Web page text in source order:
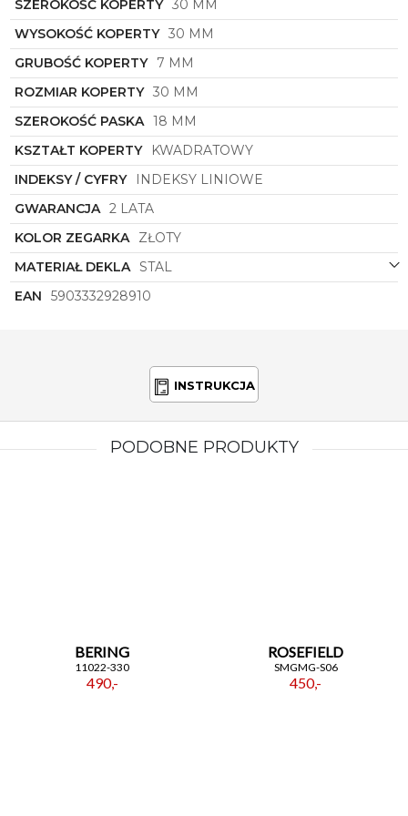
Zegarek damskiTorii G30GM.RGto wybór kobiet,
które cenią sobie perfekcję w każdym detalu,
luksus w prostocie formy i elegancję, która nigdy nie
wychodzi z mody. Stań się właścicielką tego
wyjątkowego czasomierza i poczuj siłę piękna, jakie
daje możliwość noszenia takiej biżuterii na swoim
nadgarstku.
SZEROKOŚĆ KOPERTY 30 MM
WYSOKOŚĆ KOPERTY 30 MM
GRUBOŚĆ KOPERTY 7 MM
ROZMIAR KOPERTY 30 MM
SZEROKOŚĆ PASKA 18 MM
KSZTAŁT KOPERTY
KWADRATOWY
INDEKSY / CYFRY
INDEKSY LINIOWE
GWARANCJA 2 LATA
KOLOR ZEGARKA ZŁOTY
MATERIAŁ DEKLA STAL
EAN
5903332928910
INSTRUKCJA
PODOBNE PRODUKTY
BERING
11022-330
490,-
ROSEFIELD
SMGMG-S06
450,-